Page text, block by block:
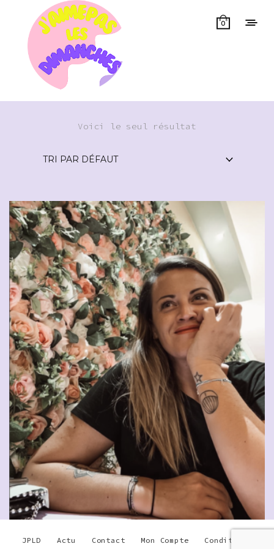
0
Voici le seul résultat
JPLD Actu Contact Mon Compte Conditions